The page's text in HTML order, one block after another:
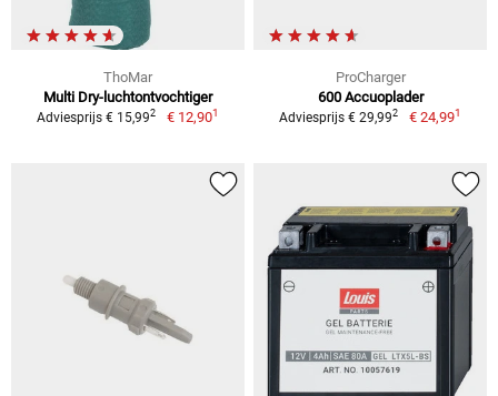
ThoMar
Multi Dry-luchtontvochtiger
Adviesprijs € 15,992 € 12,901
ProCharger
600 Accuoplader
Adviesprijs € 29,992 € 24,991